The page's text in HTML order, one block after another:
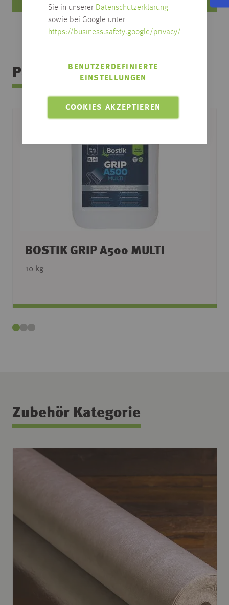
Sie in unserer Datenschutzerklärung
sowie bei Google unter
https://business.safety.google/privacy/
COOKIES AKZEPTIEREN
BENUTZERDEFINIERTE
EINSTELLUNGEN
Passendes Zubehör
BOSTIK GRIP A500 MULTI
10 kg
Zubehör Kategorie